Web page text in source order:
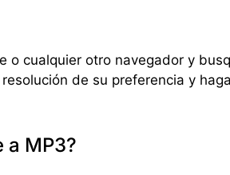
o cualquier otro navegador y
de su preferencia y
a MP3?